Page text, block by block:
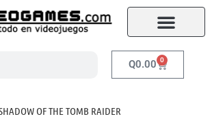
Q0.00 0
OF THE TOMB RAIDER